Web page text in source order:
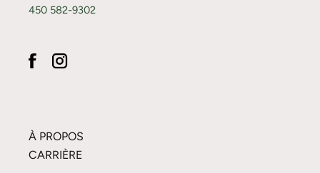
450 582-9302
À PROPOS
CARRIÈRE